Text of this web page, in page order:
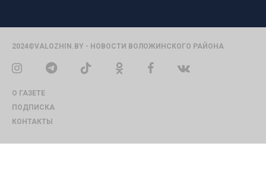
2024©VALOZHIN.BY - НОВОСТИ ВОЛОЖИНСКОГО РАЙОНА
О ГАЗЕТЕ
ПОДПИСКА
КОНТАКТЫ